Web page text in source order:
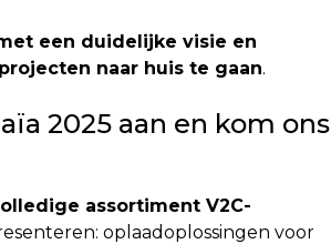
een duidelijke visie en
naar huis te gaan.
2025 aan en kom ons
assortiment V2C-
oplaadoplossingen voor